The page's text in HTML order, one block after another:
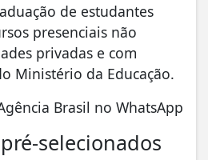
de estudantes
presenciais não
privadas e com
Ministério da Educação.
Brasil no WhatsApp
selecionados